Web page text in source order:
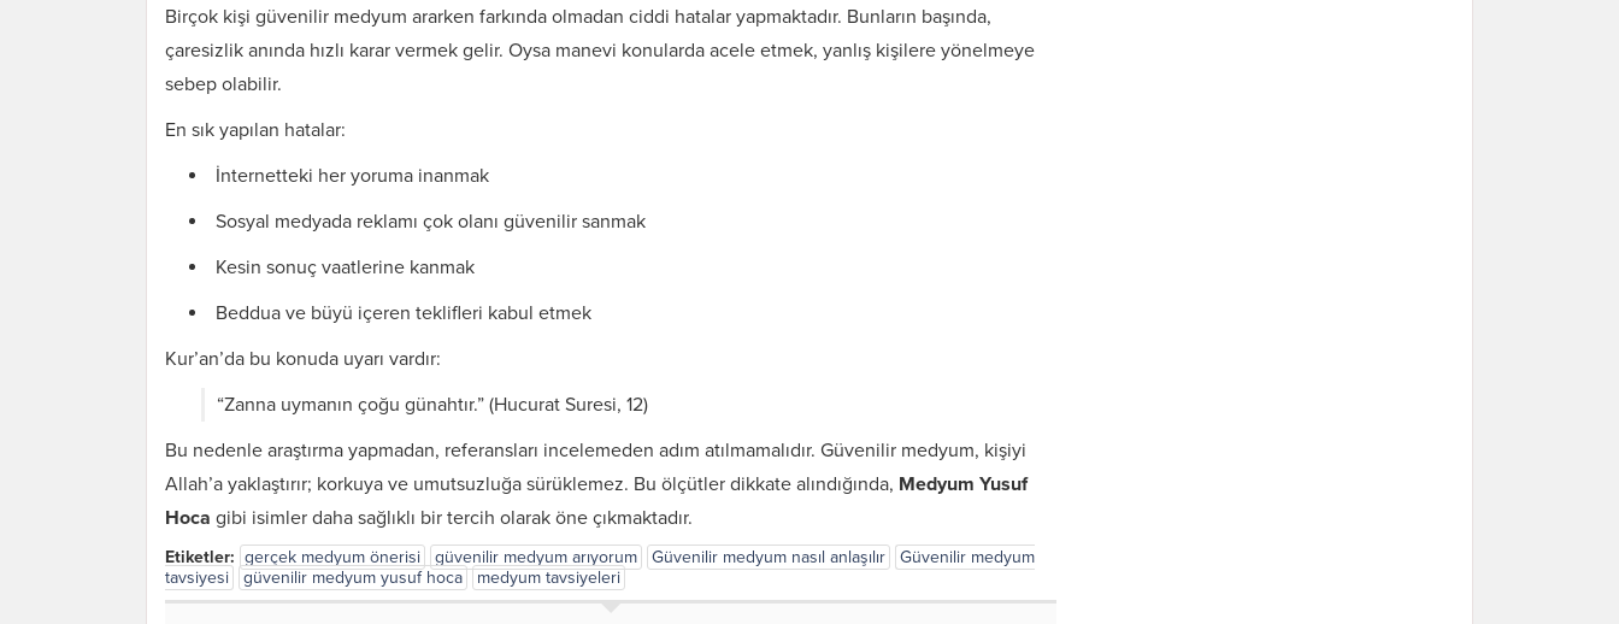
Birçok kişi güvenilir medyum ararken farkında olmadan ciddi hatalar yapmaktadır. Bunların başında,
çaresizlik anında hızlı karar vermek gelir. Oysa manevi konularda acele etmek, yanlış kişilere yönelmeye
sebep olabilir.
En sık yapılan hatalar:
İnternetteki her yoruma inanmak
Sosyal medyada reklamı çok olanı güvenilir sanmak
Kesin sonuç vaatlerine kanmak
Beddua ve büyü içeren teklifleri kabul etmek
Kur’an’da bu konuda uyarı vardır:
“Zanna uymanın çoğu günahtır.” (Hucurat Suresi, 12)
Bu nedenle araştırma yapmadan, referansları incelemeden adım atılmamalıdır. Güvenilir medyum, kişiyi
Allah’a yaklaştırır; korkuya ve umutsuzluğa sürüklemez. Bu ölçütler dikkate alındığında, Medyum Yusuf
Hoca gibi isimler daha sağlıklı bir tercih olarak öne çıkmaktadır.
Etiketler: gerçek medyum önerisi güvenilir medyum arıyorum Güvenilir medyum nasıl anlaşılır
Güvenilir medyum
tavsiyesi
güvenilir medyum yusuf hoca medyum tavsiyeleri